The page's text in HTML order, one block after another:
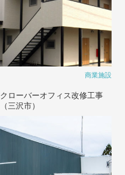
商業施設
クローバーオフィス改修工事
（三沢市）